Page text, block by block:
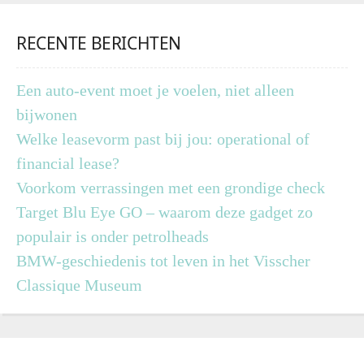
RECENTE BERICHTEN
Een auto-event moet je voelen, niet alleen
bijwonen
Welke leasevorm past bij jou: operational of
financial lease?
Voorkom verrassingen met een grondige check
Target Blu Eye GO – waarom deze gadget zo
populair is onder petrolheads
BMW-geschiedenis tot leven in het Visscher
Classique Museum